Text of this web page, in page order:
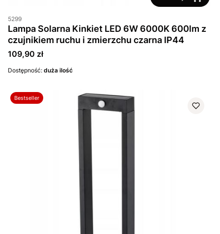
5299
Lampa Solarna Kinkiet LED 6W 6000K 600lm z
czujnikiem ruchu i zmierzchu czarna IP44
Cena
109,90 zł
Dostępność: duża ilość
Bestseller